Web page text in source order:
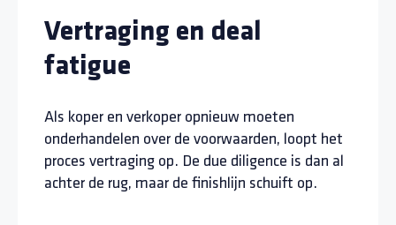
Vertraging en deal
fatigue
Als koper en verkoper opnieuw moeten
onderhandelen over de voorwaarden, loopt het
proces vertraging op. De due diligence is dan al
achter de rug, maar de finishlijn schuift op.